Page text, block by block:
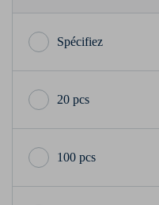
20 pcs
100 pcs